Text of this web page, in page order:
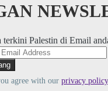
terkini Palestin di Email
agree with our privacy policy